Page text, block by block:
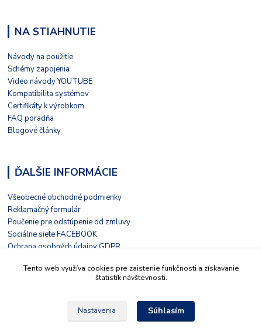
NA STIAHNUTIE
Návody na použitie
Schémy zapojenia
Video návody YOUTUBE
Kompatibilita systémov
Certifikáty k výrobkom
FAQ poradňa
Blogové články
ĎALŠIE INFORMÁCIE
Všeobecné obchodné podmienky
Reklamačný formulár
Poučenie pre odstúpenie od zmluvy
Sociálne siete FACEBOOK
Ochrana osobných údajov GDPR
Kontaktný formulár
Tento web využíva cookies pre zaistenie funkčnosti a získavanie
štatistík návštevnosti.
Nastavenia Súhlasím